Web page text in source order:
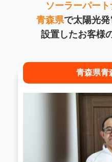
ソーラーパー
青森県で太陽光
設置したお客様
青森県青